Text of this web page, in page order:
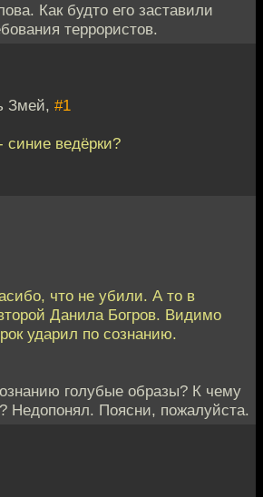
Как будто его заставили
террористов.
Змей, #1
синие ведёрки?
что не убили. А то в
Данила Богров. Видимо
ударил по сознанию.
голубые образы? К чему
Недопонял. Поясни, пожалуйста.